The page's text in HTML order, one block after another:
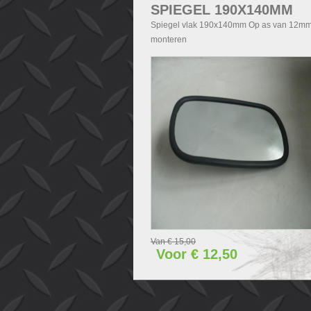
SPIEGEL 190X140MM
Spiegel vlak 190x140mm Op as van
monteren
Van € 15,00
Voor € 12,50